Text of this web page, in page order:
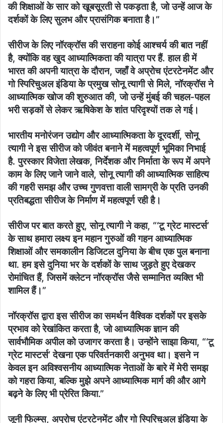
की शिक्षाओं के सार को खूबसूरती से पकड़ता है, जो उन्हें आज के
दर्शकों के लिए सुलभ और प्रासंगिक बनाता है।”
सीरीज के लिए नॉरक्रॉस की सराहना कोई आश्चर्य की बात नहीं
है, क्योंकि वह खुद आध्यात्मिकता की यात्रा पर हैं. हाल ही में
भारत की अपनी यात्रा के दौरान, जहाँ वे अप्रोच एंटरटेनमेंट और
गो स्पिरिचुअल इंडिया के प्रमुख सोनू त्यागी से मिले, नॉरक्रॉस ने
आध्यात्मिक खोज की शुरुआत की, जो उन्हें मुंबई की चहल-पहल
भरी सड़कों से लेकर ऋषिकेश के शांत परिदृश्यों तक ले गई।
भारतीय मनोरंजन उद्योग और आध्यात्मिकता के दूरदर्शी, सोनू
त्यागी ने इस सीरीज को जीवंत बनाने में महत्वपूर्ण भूमिका निभाई
है. पुरस्कार विजेता लेखक, निर्देशक और निर्माता के रूप में अपने
काम के लिए जाने जाने वाले, सोनू त्यागी की आध्यात्मिक साहित्य
की गहरी समझ और उच्च गुणवत्ता वाली सामग्री के प्रति उनकी
प्रतिबद्धता सीरीज के निर्माण में महत्वपूर्ण रही है।
सीरीज पर बात करते हुए, सोनू त्यागी ने कहा, “‘टू ग्रेट मास्टर्स’
के साथ हमारा लक्ष्य इन महान गुरुओं की गहन आध्यात्मिक
शिक्षाओं और समकालीन डिजिटल दुनिया के बीच एक पुल बनाना
था. हम इसे दुनिया भर के दर्शकों के साथ जुड़ते हुए देखकर
रोमांचित हैं, जिसमें क्लेटन नॉरक्रॉस जैसे सम्मानित व्यक्ति भी
शामिल हैं।”
नॉरक्रॉस द्वारा इस सीरीज का समर्थन वैश्विक दर्शकों पर इसके
प्रभाव को रेखांकित करता है, जो आध्यात्मिक ज्ञान की
सार्वभौमिक अपील को उजागर करता है। उन्होंने साझा किया, “‘टू
ग्रेट मास्टर्स’ देखना एक परिवर्तनकारी अनुभव था। इसने न
केवल इन अविश्वसनीय आध्यात्मिक नेताओं के बारे में मेरी समझ
को गहरा किया, बल्कि मुझे अपने आध्यात्मिक मार्ग की और आगे
बढ़ने के लिए भी प्रेरित किया.”
जूनी फिल्म्स, अप्रोच एंटरटेनमेंट और गो स्पिरिचुअल इंडिया के